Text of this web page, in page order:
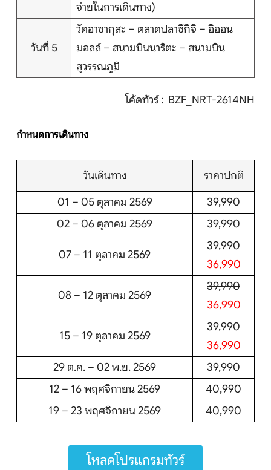
จ่ายในการเดินทาง)
วันที่ 5
วัดอาซากุสะ – ตลาดปลาซึกิจิ – อิออน
มอลล์ – สนามบินนาริตะ – สนามบิน
สุวรรณภูมิ
โค้ดทัวร์ : BZF_NRT-2614NH
กำหนดการเดินทาง
วันเดินทาง
ราคาปกติ
01 – 05 ตุลาคม 2569
39,990
02 – 06 ตุลาคม 2569
39,990
07 – 11 ตุลาคม 2569
39,990
36,990
08 – 12 ตุลาคม 2569
39,990
36,990
15 – 19 ตุลาคม 2569
39,990
36,990
29 ต.ค. – 02 พ.ย. 2569
39,990
12 – 16 พฤศจิกายน 2569
40,990
19 – 23 พฤศจิกายน 2569
40,990
โหลดโปรแกรมทัวร์